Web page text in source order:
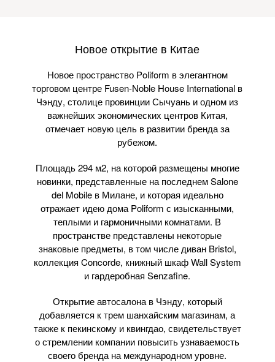
Новое открытие в Китае
Новое пространство Poliform в элегантном
торговом центре Fusen-Noble House International в
Чэнду, столице провинции Сычуань и одном из
важнейших экономических центров Китая,
отмечает новую цель в развитии бренда за
рубежом.
Площадь 294 м2, на которой размещены многие
новинки, представленные на последнем Salone
del Mobile в Милане, и которая идеально
отражает идею дома Poliform с изысканными,
теплыми и гармоничными комнатами. В
пространстве представлены некоторые
знаковые предметы, в том числе диван Bristol,
коллекция Concorde, книжный шкаф Wall System
и гардеробная Senzafine.
Открытие автосалона в Чэнду, который
добавляется к трем шанхайским магазинам, а
также к пекинскому и квингдао, свидетельствует
о стремлении компании повысить узнаваемость
своего бренда на международном уровне.